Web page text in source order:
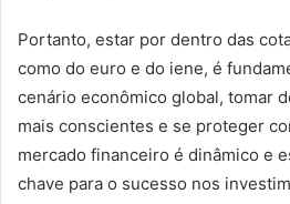
Portanto, estar por dentro das
como do euro e do iene, é
cenário econômico global, tomar
mais conscientes e se proteger
mercado financeiro é dinâmico e
chave para o sucesso nos